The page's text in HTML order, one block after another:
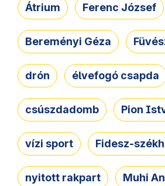
Átrium Ferenc József
Bereményi Géza
drón élvefogó csapda
csúszdadomb Pion
vízi sport Fidesz-
nyitott rakpart Muhi